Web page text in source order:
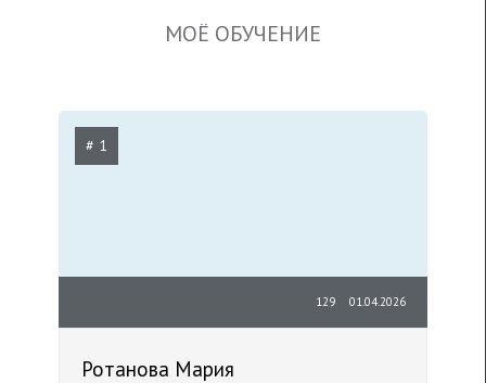
МОЁ ОБУЧЕНИЕ
# 1
01.04.2026
129
Ротанова Мария